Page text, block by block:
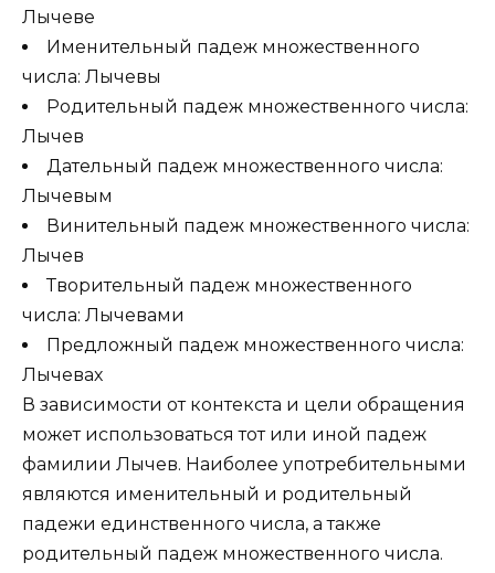
Лычеве
Именительный падеж множественного
числа: Лычевы
Родительный падеж множественного числа:
Лычев
Дательный падеж множественного числа:
Лычевым
Винительный падеж множественного числа:
Лычев
Творительный падеж множественного
числа: Лычевами
Предложный падеж множественного числа:
Лычевах
В зависимости от контекста и цели обращения
может использоваться тот или иной падеж
фамилии Лычев. Наиболее употребительными
являются именительный и родительный
падежи единственного числа, а также
родительный падеж множественного числа.